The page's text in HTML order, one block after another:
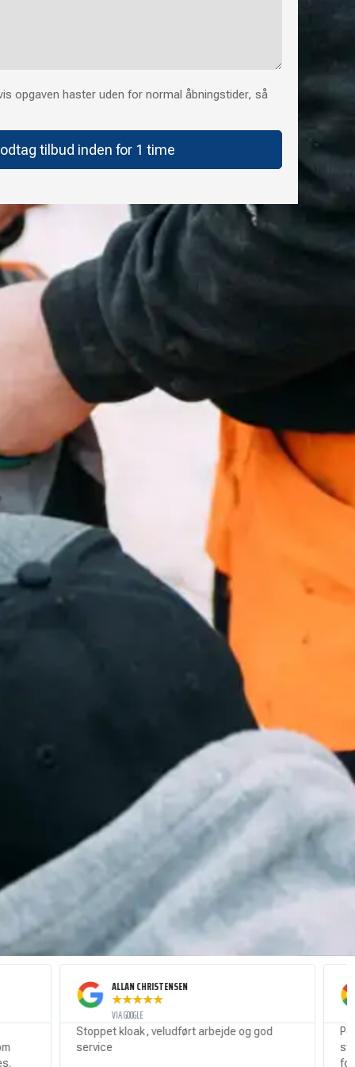
opgaven haster uden for normal åbningstider, så
ALLAN CHRISTENSEN
★★★
Stoppet kloak, veludført arbejde og god
★
Perfekt
stjerner så
fordi